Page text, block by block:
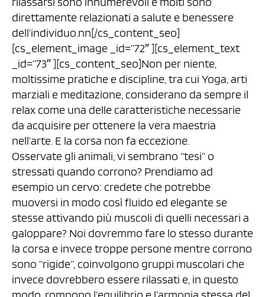
direttamente relazionati a salute e benessere
dell’individuo.nn[/cs_content_seo]
[cs_element_image _id=”72″ ][cs_element_text
_id=”73″ ][cs_content_seo]Non per niente,
moltissime pratiche e discipline, tra cui Yoga, arti
marziali e meditazione, considerano da sempre il
relax come una delle caratteristiche necessarie
da acquisire per ottenere la vera maestria
nell’arte. E la corsa non fa eccezione.
Osservate gli animali, vi sembrano “tesi” o
stressati quando corrono? Prendiamo ad
esempio un cervo: credete che potrebbe
muoversi in modo così fluido ed elegante se
stesse attivando più muscoli di quelli necessari a
galoppare? Noi dovremmo fare lo stesso durante
la corsa e invece troppe persone mentre corrono
sono “rigide”, coinvolgono gruppi muscolari che
invece dovrebbero essere rilassati e, in questo